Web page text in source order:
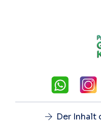
Der Inhalt